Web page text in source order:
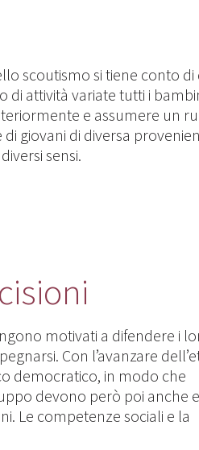
scoutismo si tiene conto
attività variate tutti i
e assumere un
giovani di diversa
sensi.
motivati a difendere i
Con l’avanzare
democratico, in modo che
devono però poi anche
Le competenze sociali e la